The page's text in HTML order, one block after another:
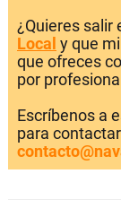
¿Quieres salir
Local y que
que ofreces
por
Escríbenos a
para